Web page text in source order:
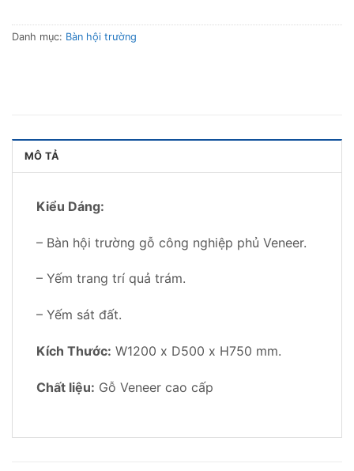
Danh mục: Bàn hội trường
MÔ TẢ
Kiểu Dáng:
– Bàn hội trường gỗ công nghiệp phủ Veneer.
– Yếm trang trí quả trám.
– Yếm sát đất.
Kích Thước: W1200 x D500 x H750 mm.
Chất liệu: Gỗ Veneer cao cấp